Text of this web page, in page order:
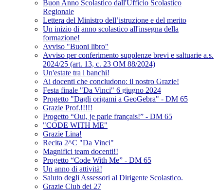
Buon Anno Scolastico dall'Ufficio Scolastico
Regionale
Lettera del Ministro dell’istruzione e del merito
Un inizio di anno scolastico all'insegna della
formazione!
Avviso "Buoni libro"
Avviso per conferimento supplenze brevi e saltuarie a.s.
2024/25 (art. 13, c. 23 OM 88/2024)
Un'estate tra i banchi!
Ai docenti che concludono: il nostro Grazie!
Festa finale "Da Vinci" 6 giugno 2024
Progetto "Dagli origami a GeoGebra" - DM 65
Grazie Prof.!!!!!
Progetto “Oui, je parle français!” - DM 65
"CODE WITH ME"
Grazie Lina!
Recita 2^C "Da Vinci"
Magnifici team docenti!!
Progetto “Code With Me” - DM 65
Un anno di attività!
Saluto degli Assessori al Dirigente Scolastico.
Grazie Club dei 27